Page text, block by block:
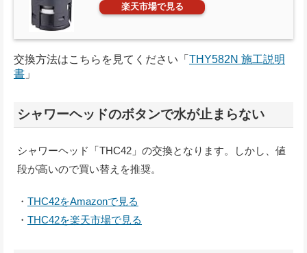
楽天市場で見る
交換方法はこちらを見てください「 THY582N 施工説明
書 」
シャワーヘッドのボタンで水が止まらない
シャワーヘッド「THC42」の交換となります。しかし、値
段が高いので買い替えを推奨。
・ THC42をAmazonで見る
・ THC42を楽天市場で見る